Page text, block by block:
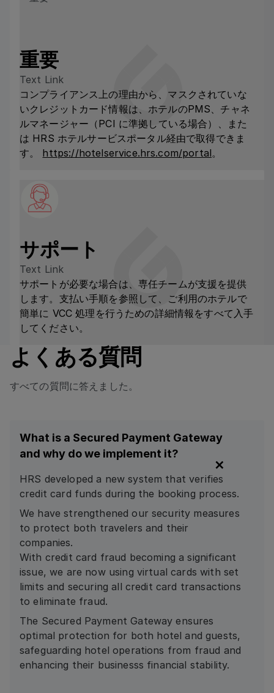
重要
Text Link
コンプライアンス上の理由から、マスクされていな
いクレジットカード情報は、ホテルのPMS、チャネ
ルマネージャー（PCI に準拠している場合）、また
は HRS ホテルサービスポータル経由で取得できま
す。 https://hotelservice.hrs.com/portal。
サポート
Text Link
サポートが必要な場合は、専任チームが支援を提供
します。支払い手順を参照して、ご利用のホテルで
簡単に VCC 処理を行うための詳細情報をすべて入手
してください。
よくある質問
すべての質問に答えました。
What is a Secured Payment Gateway
and why do we implement it?
HRS developed a new system that verifies
credit card funds during the booking process.
We have strengthened our security measures
to protect both travelers and their
companies.
With credit card fraud becoming a significant
issue, we are now using virtual cards with set
limits and securing all credit card transactions
to eliminate fraud.
The Secured Payment Gateway ensures
optimal protection for both hotel and guests,
safeguarding hotel operations from fraud and
enhancing their businesss financial stability.